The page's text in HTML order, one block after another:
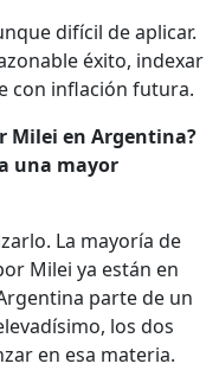
difícil de aplicar.
éxito, indexar
con inflación futura.
Milei en Argentina?
una mayor
La mayoría de
Milei ya están en
parte de un
los dos
en esa materia.